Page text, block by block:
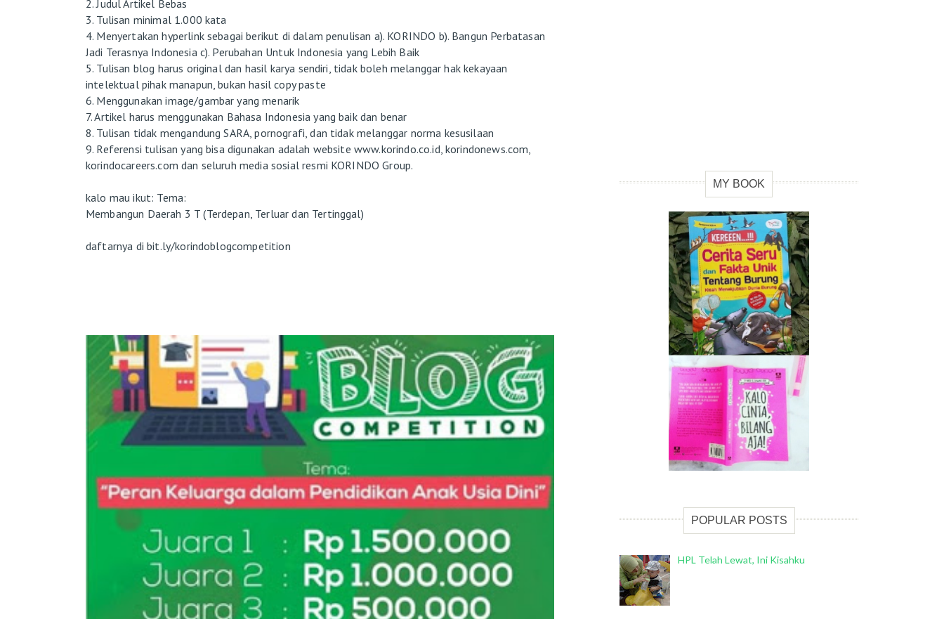
2. Judul Artikel Bebas
3. Tulisan minimal 1.000 kata
4. Menyertakan hyperlink sebagai berikut di dalam penulisan a). KORINDO b). Bangun Perbatasan
Jadi Terasnya Indonesia c). Perubahan Untuk Indonesia yang Lebih Baik
5. Tulisan blog harus original dan hasil karya sendiri, tidak boleh melanggar hak kekayaan
intelektual pihak manapun, bukan hasil copy paste
6. Menggunakan image/gambar yang menarik
7. Artikel harus menggunakan Bahasa Indonesia yang baik dan benar
8. Tulisan tidak mengandung SARA, pornografi, dan tidak melanggar norma kesusilaan
9. Referensi tulisan yang bisa digunakan adalah website www.korindo.co.id, korindonews.com,
korindocareers.com dan seluruh media sosial resmi KORINDO Group.
kalo mau ikut: Tema:
Membangun Daerah 3 T (Terdepan, Terluar dan Tertinggal)
daftarnya di bit.ly/korindoblogcompetition
MY BOOK
POPULAR POSTS
HPL Telah Lewat, Ini Kisahku